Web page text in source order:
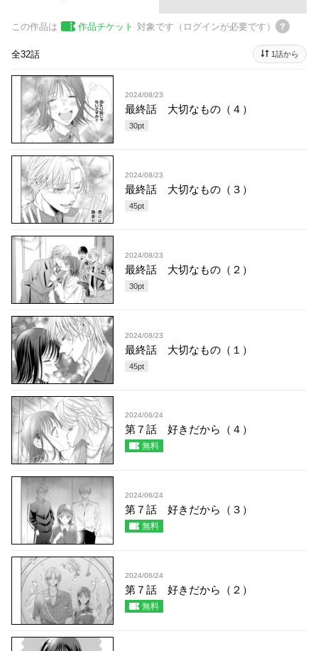
この作品は 作品チケット 対象です（ログインが必要です）
全32話 1話から
2024/08/23
最終話 大切なもの（４）
30pt
2024/08/23
最終話 大切なもの（３）
45pt
2024/08/23
最終話 大切なもの（２）
30pt
2024/08/23
最終話 大切なもの（１）
45pt
2024/06/24
第７話 好きだから（４）
無料
2024/06/24
第７話 好きだから（３）
無料
2024/06/24
第７話 好きだから（２）
無料